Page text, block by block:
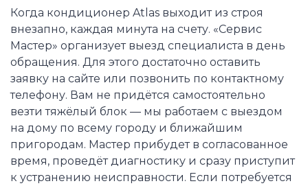
Когда кондиционер Atlas выходит из строя
внезапно, каждая минута на счету. «Сервис
Мастер» организует выезд специалиста в день
обращения. Для этого достаточно оставить
заявку на сайте или позвонить по контактному
телефону. Вам не придётся самостоятельно
везти тяжёлый блок — мы работаем с выездом
на дому по всему городу и ближайшим
пригородам. Мастер прибудет в согласованное
время, проведёт диагностику и сразу приступит
к устранению неисправности. Если потребуется